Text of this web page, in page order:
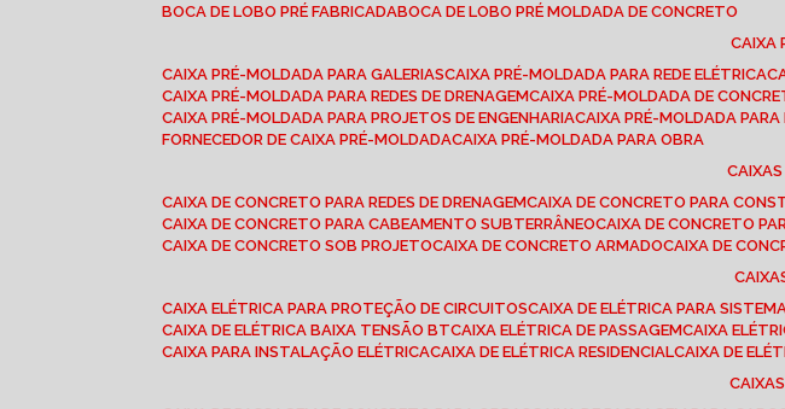
BOCA DE LOBO PRÉ FABRICADA BOCA DE LOBO PRÉ MOLDADA DE CONCRETO
CAIXA PRÉ-MOLDADA PARA GALERIAS CAIXA PRÉ-MOLDADA PARA REDE ELÉTRICA
CAIXA PRÉ-MOLDADA PARA REDES DE DRENAGEM CAIXA PRÉ-MOLDADA DE
CAIXA PRÉ-MOLDADA PARA PROJETOS DE ENGENHARIA CAIXA PRÉ-MOLDADA
FORNECEDOR DE CAIXA PRÉ-MOLDADA CAIXA PRÉ-MOLDADA PARA OBRA
CAIXA DE CONCRETO PARA REDES DE DRENAGEM CAIXA DE CONCRETO PARA
CAIXA DE CONCRETO PARA CABEAMENTO SUBTERRÂNEO CAIXA DE CONCRETO
CAIXA DE CONCRETO SOB PROJETO CAIXA DE CONCRETO ARMADO CAIXA DE
CAIXA ELÉTRICA PARA PROTEÇÃO DE CIRCUITOS CAIXA DE ELÉTRICA PARA
CAIXA DE ELÉTRICA BAIXA TENSÃO BT CAIXA ELÉTRICA DE PASSAGEM CAIXA
CAIXA PARA INSTALAÇÃO ELÉTRICA CAIXA DE ELÉTRICA RESIDENCIAL CAIXA DE